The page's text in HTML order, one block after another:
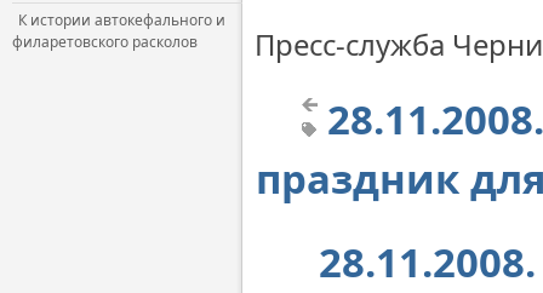
К истории автокефального и
филаретовского расколов
Пресс-служба
праздник